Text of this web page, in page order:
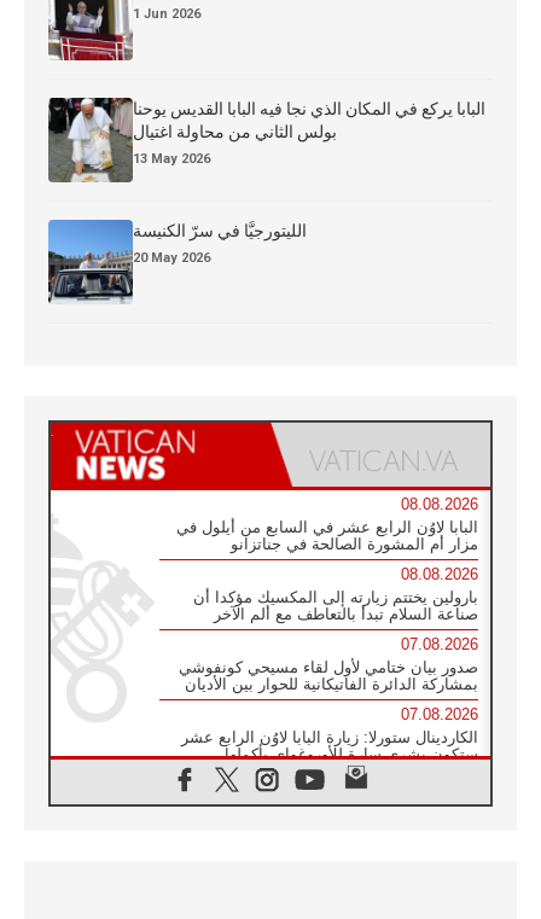
1 Jun 2026
البابا يركع في المكان الذي نجا فيه البابا القديس يوحنا
بولس الثاني من محاولة اغتيال
13 May 2026
الليتورجيَّا في سرّ الكنيسة
20 May 2026
08.08.2026
البابا لاوُن الرابع عشر في السابع من أيلول في
مزار أم المشورة الصالحة في جناتزانو
08.08.2026
بارولين يختتم زيارته إلى المكسيك مؤكدا أن
صناعة السلام تبدأ بالتعاطف مع ألم الآخر
07.08.2026
صدور بيان ختامي لأول لقاء مسيحي كونفوشي
بمشاركة الدائرة الفاتيكانية للحوار بين الأديان
07.08.2026
الكاردينال ستورلا: زيارة البابا لاوُن الرابع عشر
ستكون بشرى سارة للأوروغواي بأكملها
الفاتيكان يعلن برنامج الزيارة الرسولية للبابا لاوُن